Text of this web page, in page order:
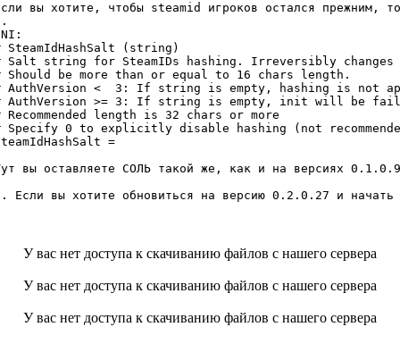
вы хотите, чтобы steamid игроков остался прежним,
SteamIdHashSalt (string)
Salt string for SteamIDs hashing. Irreversibly changes
Should be more than or equal to 16 chars length.
AuthVersion <  3: If string is empty, hashing is not
AuthVersion >= 3: If string is empty, init will be
Recommended length is 32 chars or more
Specify 0 to explicitly disable hashing (not
=
вы оставляете СОЛЬ такой же, как и на версиях
Если вы хотите обновиться на версию 0.2.0.27 и начать
У вас нет доступа к скачиванию файлов с нашего сервера
У вас нет доступа к скачиванию файлов с нашего сервера
У вас нет доступа к скачиванию файлов с нашего сервера